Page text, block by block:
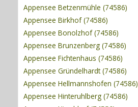
Appensee Betzenmühle (74586)
Appensee Birkhof (74586)
Appensee Bonolzhof (74586)
Appensee Brunzenberg (74586)
Appensee Fichtenhaus (74586)
Appensee Gründelhardt (74586)
Appensee Hellmannshofen (74586)
Appensee Hinteruhlberg (74586)